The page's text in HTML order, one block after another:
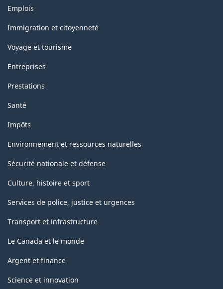
Thèmes
sujets
Emplois
Immigration et citoyenneté
Voyage et tourisme
Entreprises
Prestations
Santé
Impôts
Environnement et ressources naturelles
Sécurité nationale et défense
Culture, histoire et sport
Services de police, justice et urgences
Transport et infrastructure
Le Canada et le monde
Argent et finance
Science et innovation